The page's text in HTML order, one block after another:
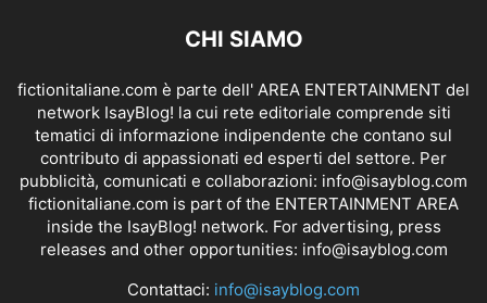
CHI SIAMO
fictionitaliane.com è parte dell' AREA ENTERTAINMENT del
network IsayBlog! la cui rete editoriale comprende siti
tematici di informazione indipendente che contano sul
contributo di appassionati ed esperti del settore. Per
pubblicità, comunicati e collaborazioni: info@isayblog.com
fictionitaliane.com is part of the ENTERTAINMENT AREA
inside the IsayBlog! network. For advertising, press
releases and other opportunities: info@isayblog.com
Contattaci: info@isayblog.com